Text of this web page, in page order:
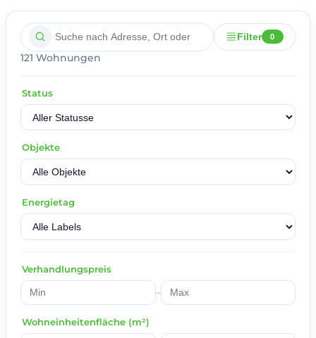
Filter 0
121 Wohnungen
Status
Objekte
Energietag
Verhandlungspreis
–
Wohneinheitenfläche (m²)